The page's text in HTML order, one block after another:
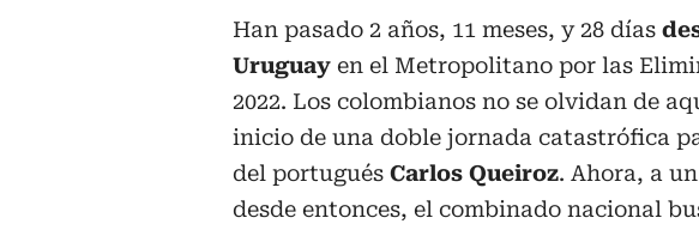
Han pasado 2 años, 11 meses, y 28 días
Uruguay en el Metropolitano por las
2022. Los colombianos no se olvidan de
inicio de una doble jornada catastrófica
del portugués Carlos Queiroz. Ahora, a
desde entonces, el combinado nacional